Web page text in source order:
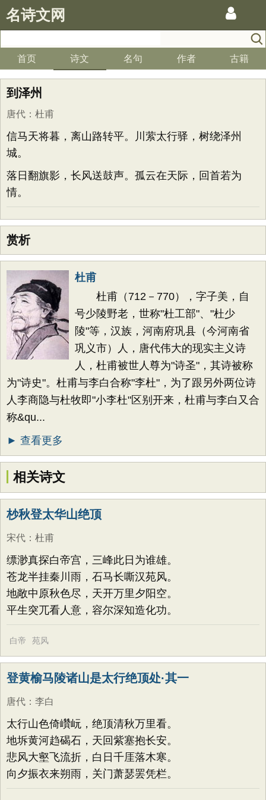
名诗文网
首页 诗文 名句 作者 古籍
到泽州
唐代 ： 杜甫
信马天将暮，离山路转平。川萦太行驿，树绕泽州
城。
落日翻旗影，长风送鼓声。孤云在天际，回首若为
情。
赏析
杜甫
杜甫（712－770），字子美，自
号少陵野老，世称"杜工部"、"杜少
陵"等，汉族，河南府巩县（今河南省
巩义市）人，唐代伟大的现实主义诗
人，杜甫被世人尊为"诗圣"，其诗被称
为"诗史"。杜甫与李白合称"李杜"，为了跟另外两位诗
人李商隐与杜牧即"小李杜"区别开来，杜甫与李白又合
称&qu...
► 查看更多
相关诗文
杪秋登太华山绝顶
宋代 ： 杜甫
缥渺真探白帝宫，三峰此日为谁雄。
苍龙半挂秦川雨，石马长嘶汉苑风。
地敞中原秋色尽，天开万里夕阳空。
平生突兀看人意，容尔深知造化功。
白帝 苑风
登黄榆马陵诸山是太行绝顶处·其一
唐代 ： 李白
太行山色倚巑岏，绝顶清秋万里看。
地坼黄河趋碣石，天回紫塞抱长安。
悲风大壑飞流折，白日千厓落木寒。
向夕振衣来朔雨，关门萧瑟罢凭栏。